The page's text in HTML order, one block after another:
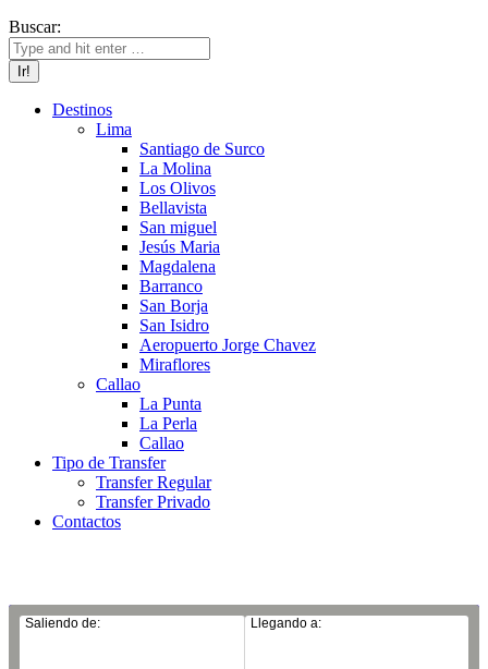
Buscar:
Destinos
Lima
Santiago de Surco
La Molina
Los Olivos
Bellavista
San miguel
Jesús Maria
Magdalena
Barranco
San Borja
San Isidro
Aeropuerto Jorge Chavez
Miraflores
Callao
La Punta
La Perla
Callao
Tipo de Transfer
Transfer Regular
Transfer Privado
Contactos
Saliendo de: Llegando a: